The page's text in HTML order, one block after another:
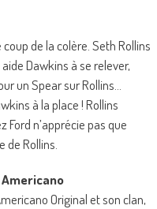
de la colère. Seth Rollins
Dawkins à se relever,
un Spear sur Rollins…
à la place ! Rollins
n’apprécie pas que
de Rollins.
Americano
Original et son clan,